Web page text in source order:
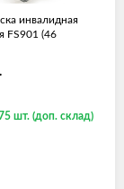
инвалидная
FS901 (46
шт. (доп. склад)